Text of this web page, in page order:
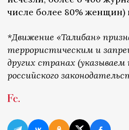
числе более 80% женщин)
*Движение «Талибан»
террористическим и
других странах
российского